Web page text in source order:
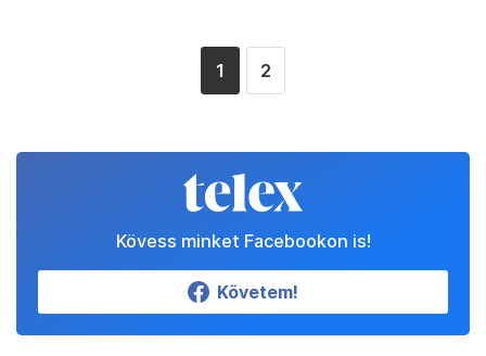
1 2
Kövess minket Facebookon is!
Követem!